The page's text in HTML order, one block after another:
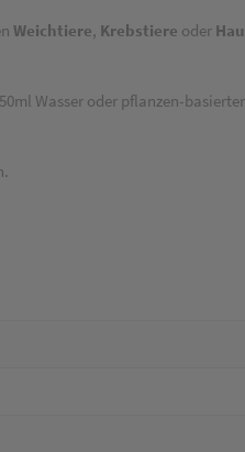
Weichtiere, Krebstiere oder
Wasser oder pflanzen-